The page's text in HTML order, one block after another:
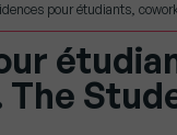
pour étudiants,